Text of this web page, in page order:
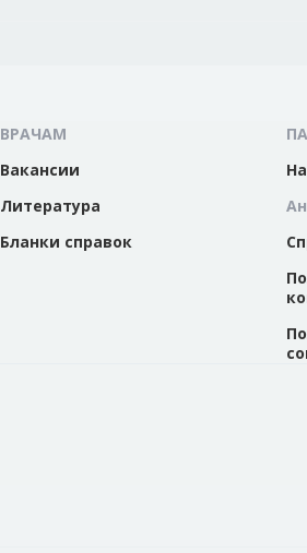
ВРАЧАМ
Вакансии
Литература
Бланки справок